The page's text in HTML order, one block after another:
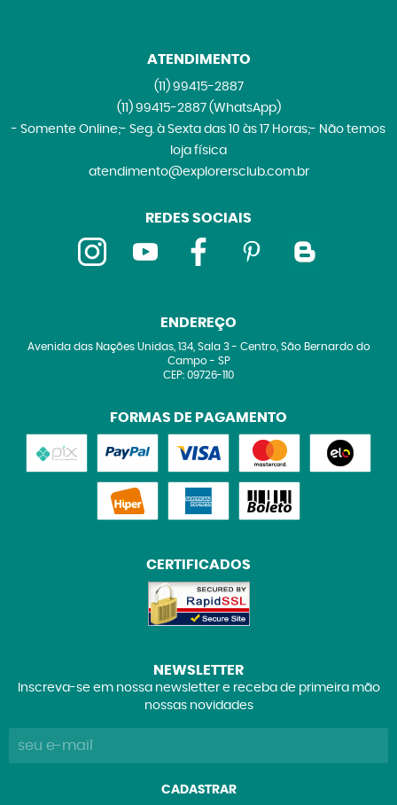
ATENDIMENTO
(11)99415-2887
(11)99415-2887 (WhatsApp)
- Somente Online;- Seg. à Sexta das 10 às 17 Horas;- Não temos
loja física
atendimento@explorersclub.com.br
REDES SOCIAIS
ENDEREÇO
Avenida das Nações Unidas, 134, Sala 3- Centro, São Bernardo do
Campo- SP
CEP: 09726-110
FORMAS DE PAGAMENTO
CERTIFICADOS
NEWSLETTER
Inscreva-se em nossa newsletter e receba de primeira mão
nossas novidades
CADASTRAR